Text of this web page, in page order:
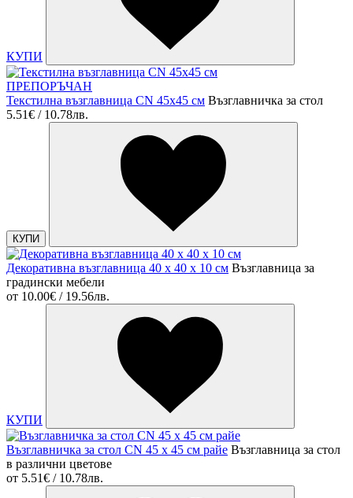
КУПИ
ПРЕПОРЪЧАН
Текстилна възглавница CN 45х45 см Възглавничка за стол
5.51€ / 10.78лв.
КУПИ
Декоративна възглавница 40 х 40 х 10 см Възглавница за
градински мебели
от 10.00€ / 19.56лв.
КУПИ
Възглавничка за стол CN 45 x 45 см райе Възглавница за стол
в различни цветове
от 5.51€ / 10.78лв.